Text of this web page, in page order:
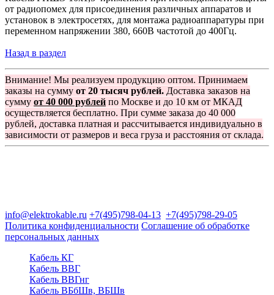
от радиопомех для присоединения различных аппаратов и
установок в электросетях, для монтажа радиоаппаратуры при
переменном напряжении 380, 660В частотой до 400Гц.
Назад в раздел
Внимание! Мы реализуем продукцию оптом. Принимаем
заказы на сумму от 20 тысяч рублей. Доставка заказов на
сумму от 40 000 рублей по Москве и до 10 км от МКАД
осуществляется бесплатно. При сумме заказа до 40 000
рублей, доставка платная и рассчитывается индивидуально в
зависимости от размеров и веса груза и расстояния от склада.
info@elektrokable.ru +7(495)798-04-13 +7(495)798-29-05
Политика конфиденциальности Соглашение об обработке
персональных данных
Кабель КГ
Кабель ВВГ
Кабель ВВГнг
Кабель ВБбШв, ВБШв